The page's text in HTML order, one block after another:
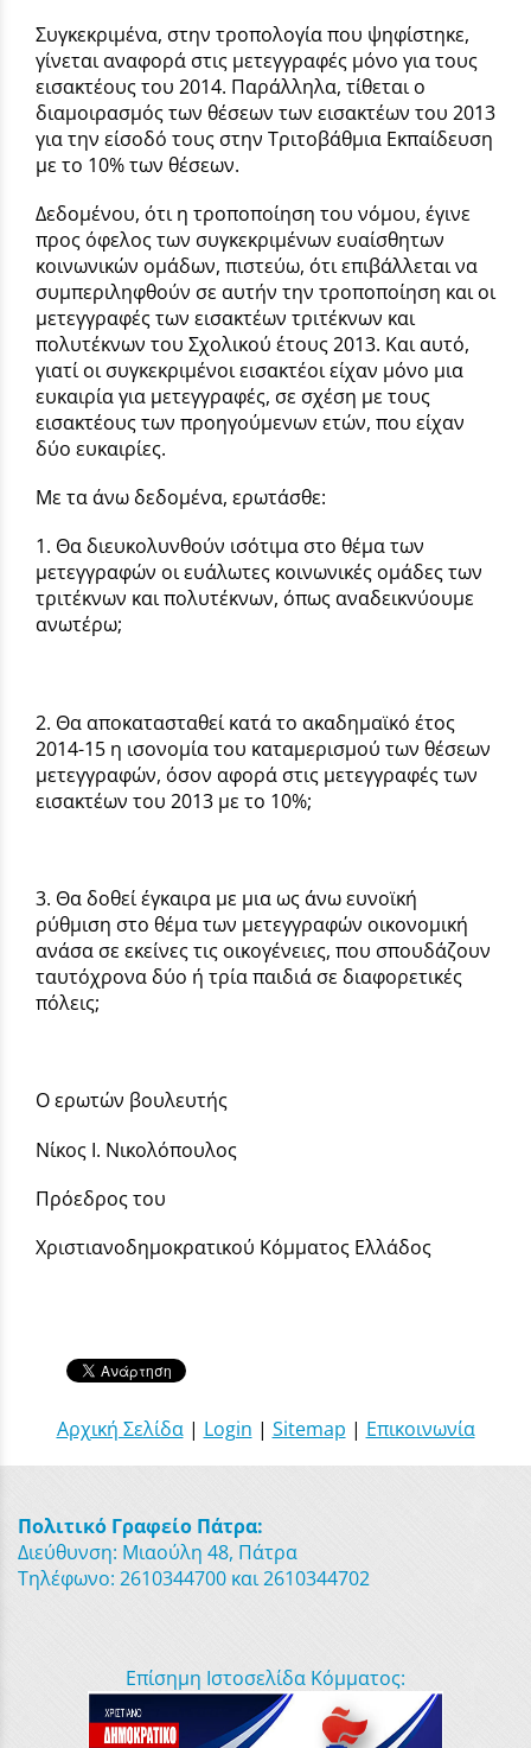
Συγκεκριμένα, στην τροπολογία που ψηφίστηκε,
γίνεται αναφορά στις μετεγγραφές μόνο για τους
εισακτέους του 2014. Παράλληλα, τίθεται ο
διαμοιρασμός των θέσεων των εισακτέων του 2013
για την είσοδό τους στην Τριτοβάθμια Εκπαίδευση
με το 10% των θέσεων.
Δεδομένου, ότι η τροποποίηση του νόμου, έγινε
προς όφελος των συγκεκριμένων ευαίσθητων
κοινωνικών ομάδων, πιστεύω, ότι επιβάλλεται να
συμπεριληφθούν σε αυτήν την τροποποίηση και οι
μετεγγραφές των εισακτέων τριτέκνων και
πολυτέκνων του Σχολικού έτους 2013. Και αυτό,
γιατί οι συγκεκριμένοι εισακτέοι είχαν μόνο μια
ευκαιρία για μετεγγραφές, σε σχέση με τους
εισακτέους των προηγούμενων ετών, που είχαν
δύο ευκαιρίες.
Με τα άνω δεδομένα, ερωτάσθε:
1. Θα διευκολυνθούν ισότιμα στο θέμα των
μετεγγραφών οι ευάλωτες κοινωνικές ομάδες των
τριτέκνων και πολυτέκνων, όπως αναδεικνύουμε
ανωτέρω;
2. Θα αποκατασταθεί κατά το ακαδημαϊκό έτος
2014-15 η ισονομία του καταμερισμού των θέσεων
μετεγγραφών, όσον αφορά στις μετεγγραφές των
εισακτέων του 2013 με το 10%;
3. Θα δοθεί έγκαιρα με μια ως άνω ευνοϊκή
ρύθμιση στο θέμα των μετεγγραφών οικονομική
ανάσα σε εκείνες τις οικογένειες, που σπουδάζουν
ταυτόχρονα δύο ή τρία παιδιά σε διαφορετικές
πόλεις;
Ο ερωτών βουλευτής
Νίκος Ι. Νικολόπουλος
Πρόεδρος του
Χριστιανοδημοκρατικού Κόμματος Ελλάδος
Αρχική Σελίδα| Login | Sitemap | Επικοινωνία
Πολιτικό Γραφείο Πάτρα:
Διεύθυνση: Μιαούλη 48, Πάτρα
Τηλέφωνο: 2610344700 και 2610344702
Επίσημη Ιστοσελίδα Κόμματος: